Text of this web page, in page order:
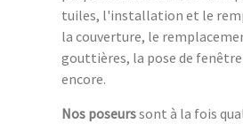
tuiles, l'installation et le
la couverture, le
gouttières, la pose de
encore.
Nos poseurssont à la fois